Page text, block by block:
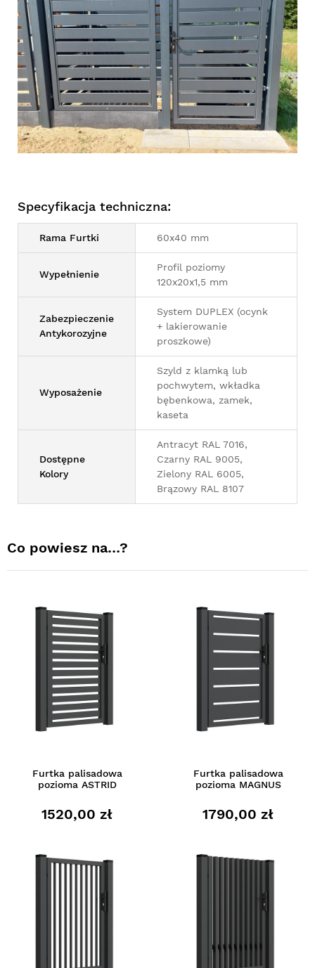
Specyfikacja techniczna:
Rama Furtki 60x40 mm
Wypełnienie
Profil poziomy
120x20x1,5 mm
Zabezpieczenie
Antykorozyjne
System DUPLEX (ocynk
+ lakierowanie
proszkowe)
Wyposażenie
Szyld z klamką lub
pochwytem, wkładka
bębenkowa, zamek,
kaseta
Dostępne
Kolory
Antracyt RAL 7016,
Czarny RAL 9005,
Zielony RAL 6005,
Brązowy RAL 8107
Co powiesz na…?
Furtka palisadowa
pozioma ASTRID
1520,00 zł
Furtka palisadowa
pozioma MAGNUS
1790,00 zł